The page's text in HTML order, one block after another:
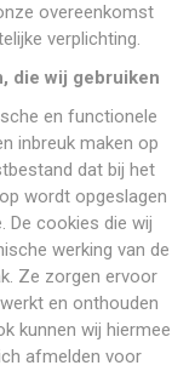
overeenkomst
verplichting.
die wij gebruiken
en functionele
inbreuk maken op
dat bij het
wordt opgeslagen
De cookies die wij
werking van de
Ze zorgen ervoor
en onthouden
kunnen wij hiermee
afmelden voor